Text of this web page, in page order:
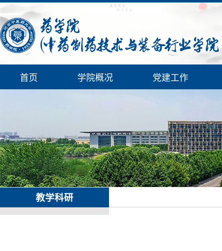
首页 学院概况 党建工作
教学科研